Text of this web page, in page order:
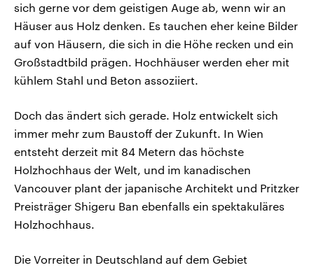
sich gerne vor dem geistigen Auge ab, wenn wir an
Häuser aus Holz denken. Es tauchen eher keine Bilder
auf von Häusern, die sich in die Höhe recken und ein
Großstadtbild prägen. Hochhäuser werden eher mit
kühlem Stahl und Beton assoziiert.
Doch das ändert sich gerade. Holz entwickelt sich
immer mehr zum Baustoff der Zukunft. In Wien
entsteht derzeit mit 84 Metern das höchste
Holzhochhaus der Welt, und im kanadischen
Vancouver plant der japanische Architekt und Pritzker
Preisträger Shigeru Ban ebenfalls ein spektakuläres
Holzhochhaus.
Die Vorreiter in Deutschland auf dem Gebiet